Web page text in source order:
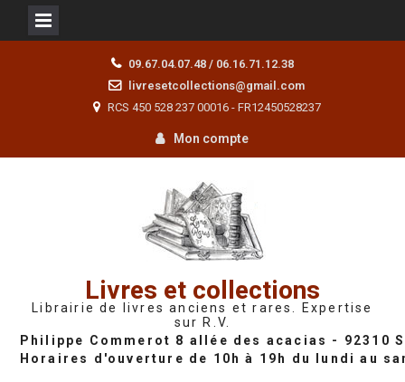
09.67.04.07.48 / 06.16.71.12.38
livresetcollections@gmail.com
RCS 450 528 237 00016 - FR12450528237
Mon compte
Livres et collections
Librairie de livres anciens et rares. Expertise
sur R.V.